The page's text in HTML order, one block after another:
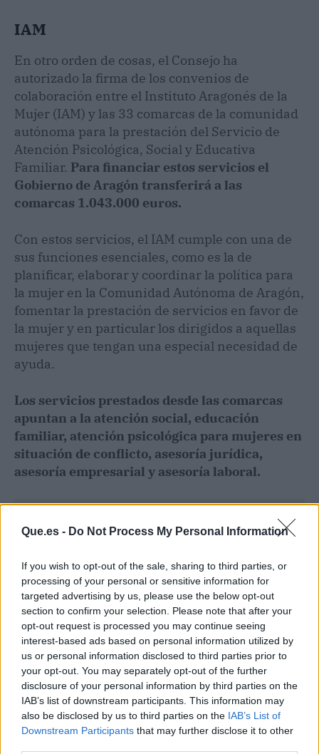
Que.es - Do Not Process My Personal Information
If you wish to opt-out of the sale, sharing to third parties, or
processing of your personal or sensitive information for
targeted advertising by us, please use the below opt-out
section to confirm your selection. Please note that after your
opt-out request is processed you may continue seeing
interest-based ads based on personal information utilized by
us or personal information disclosed to third parties prior to
your opt-out. You may separately opt-out of the further
disclosure of your personal information by third parties on the
IAB’s list of downstream participants. This information may
also be disclosed by us to third parties on the IAB’s List of
Downstream Participants that may further disclose it to other
IAM
En otro orden de cosas, el Consejo ha
autorizado la firma de los convenios de
colaboración entre el Instituto Aragonés de la
Mujer (IAM) y las 33 comarcas de la comunidad
autónoma para la prestación del Servicio de
Atención Psicológica, Social y Educativa
Familiar. Para financiar estos servicios el
Gobierno de Aragón transferirá a las
comarcas 1.043.000 euros.
Con estos servicios, el IAM cumple con una de
sus funciones esenciales, como es la de
planificar, elaborar y coordinar la política para
la mujer en la Comunidad Autónoma de Aragón,
fomentar la prestación de servicios en favor de
la mujer y en particular los dirigidos a aquellas
mujeres que tengan una especial necesidad de
ayuda.
Los servicios prestados desde las comarcas
apuntan a la atención social, educación
familiar, atención psicológica para mujeres en
situación de conflicto, asesoría jurídica,
asesoría empresarial y asesoría laboral.
Publicidad